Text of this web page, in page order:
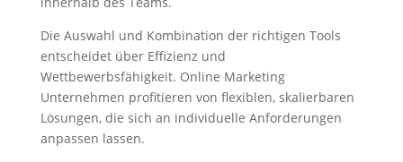
Die Auswahl und Kombination der richtigen Tools
entscheidet über Effizienz und
Wettbewerbsfähigkeit. Online Marketing
Unternehmen profitieren von flexiblen, skalierbaren
Lösungen, die sich an individuelle Anforderungen
anpassen lassen.